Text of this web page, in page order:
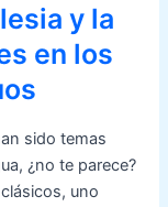
y la
en los
sido temas
¿no te parece?
uno